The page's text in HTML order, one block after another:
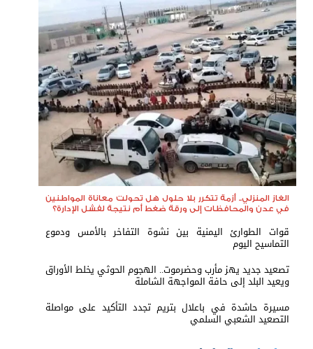
الغاز المنزلي.. أزمة تتكرر بلا حلول هل تحولت معاناة المواطنين
في عدن والمحافظات إلى ورقة ضغط أم نتيجة لفشل الإدارة؟
قوات الطوارئ اليمنية بين نشوة التفاخر بالأمس ودموع
التماسيح اليوم
تصعيد جديد يهز مأرب وحضرموت.. الهجوم الحوثي يخلط الأوراق
ويعيد البلد إلى حافة المواجهة الشاملة
مسيرة حاشدة في باعلال بتريم تجدد التأكيد على مواصلة
التصعيد الشعبي السلمي